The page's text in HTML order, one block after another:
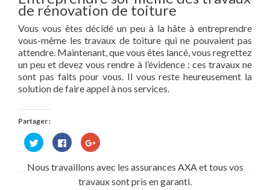
de rénovation de toiture
Vous vous êtes décidé un peu à la hâte à entreprendre
vous-même les travaux de toiture qui ne pouvaient pas
attendre. Maintenant, que vous êtes lancé, vous regrettez
un peu et devez vous rendre à l’évidence : ces travaux ne
sont pas faits pour vous. Il vous reste heureusement la
solution de faire appel à nos services.
Partager :
Cliquez
pour
partager
Twitter(ouvre
Cliquez
pour
partager
sur
Facebook(ouvre
dans
une
Cliquez
pour
Google+
dans
Nous travaillons avec les assurances AXA et tous vos
travaux sont pris en garanti.